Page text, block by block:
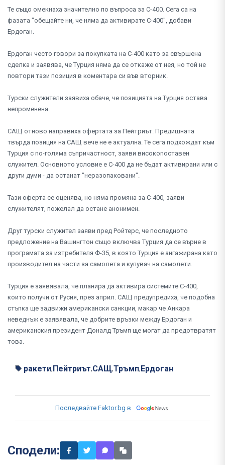
Те също омекнаха значително по въпроса за С-400. Сега са на
фазата "обещайте ни, че няма да активирате С-400", добави
Ердоган.
Ердоган често говори за покупката на С-400 като за свършена
сделка и заявява, че Турция няма да се откаже от нея, но той не
повтори тази позиция в коментара си във вторник.
Турски служители заявиха обаче, че позицията на Турция остава
непроменена.
САЩ отново направиха офертата за Пейтриът. Предишната
твърда позиция на САЩ вече не е актуална. Те сега подхождат към
Турция с по-голяма съпричастност, заяви високопоставен
служител. Основното условие е С-400 да не бъдат активирани или с
други думи - да останат "неразопаковани".
Тази оферта се оценява, но няма промяна за С-400, заяви
служителят, пожелал да остане анонимен.
Друг турски служител заяви пред Ройтерс, че последното
предложение на Вашингтон също включва Турция да се върне в
програмата за изтребителя Ф-35, в която Турция е ангажирана като
производител на части за самолета и купувач на самолети.
Турция е заявявала, че планира да активира системите С-400,
които получи от Русия, през април. САЩ предупредиха, че подобна
стъпка ще задвижи американски санкции, макар че Анкара
неведнъж е заявявала, че добрите връзки между Ердоган и
американския президент Доналд Тръмп ще могат да предотвратят
това.
ракети,Пейтриът,САЩ,Тръмп,Ердоган
Последвайте Faktor.bg в
Сподели: